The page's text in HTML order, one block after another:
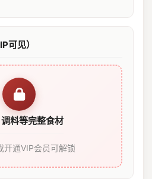
可见）
料等完整食材
开通VIP会员可解锁